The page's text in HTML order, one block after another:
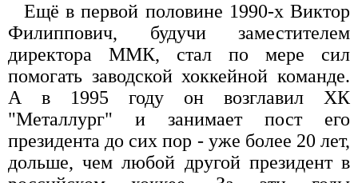
Ещё в первой половине 1990-х Виктор
Филиппович, будучи заместителем
директора ММК, стал по мере сил
помогать заводской хоккейной команде.
А в 1995 году он возглавил ХК
"Металлург" и занимает пост его
президента до сих пор - уже более 20 лет,
дольше, чем любой другой президент в